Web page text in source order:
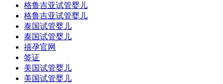
格鲁吉亚试管婴儿
格鲁吉亚试管婴儿
泰国试管婴儿
泰国试管婴儿
禧孕官网
签证
美国试管婴儿
美国试管婴儿